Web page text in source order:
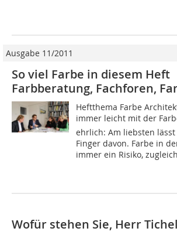
Ausgabe 11/2011
So viel Farbe in diesem Heft
Farbberatung, Fachforen,
Heftthema Farbe
immer leicht mit der
ehrlich: Am liebsten
Finger davon. Farbe in
immer ein Risiko,
Wofür stehen Sie, Herr